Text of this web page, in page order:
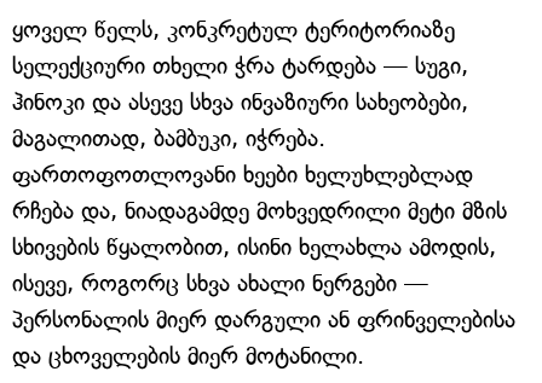
ყოველ წელს, კონკრეტულ ტერიტორიაზე
სელექციური თხელი ჭრა ტარდება — სუგი,
ჰინოკი და ასევე სხვა ინვაზიური სახეობები,
მაგალითად, ბამბუკი, იჭრება.
ფართოფოთლოვანი ხეები ხელუხლებლად
რჩება და, ნიადაგამდე მოხვედრილი მეტი მზის
სხივების წყალობით, ისინი ხელახლა ამოდის,
ისევე, როგორც სხვა ახალი ნერგები —
პერსონალის მიერ დარგული ან ფრინველებისა
და ცხოველების მიერ მოტანილი.